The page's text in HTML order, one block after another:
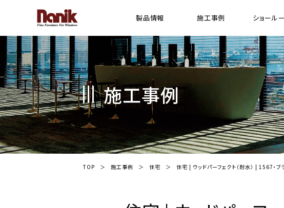
製品情報
[ 木製横型 ブラインド ]
プレミアムシリーズ ウッドブラインド
スギシリーズ ウッドブラインド
Gシリーズ ウッドブラインド
ライトシリーズ ウッドブラインド
FR(防炎)シリーズ ウッドブラインド
ウッドパーフェクト(耐水)シリーズ ブラインド
[
ウ
施工事例 ショール
施工事例
TOP 施工事例 住宅 住宅 | ウッドパーフェクト（耐水） | 1567・ブ